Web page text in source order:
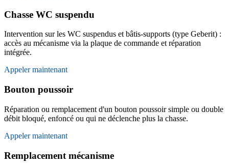
Chasse WC suspendu
Intervention sur les WC suspendus et bâtis-supports (type Geberit) :
accès au mécanisme via la plaque de commande et réparation
intégrée.
Appeler maintenant
Bouton poussoir
Réparation ou remplacement d'un bouton poussoir simple ou double
débit bloqué, enfoncé ou qui ne déclenche plus la chasse.
Appeler maintenant
Remplacement mécanisme